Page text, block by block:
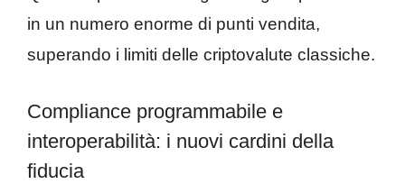
in un numero enorme di punti vendita,
superando i limiti delle criptovalute classiche.
Compliance programmabile e
interoperabilità: i nuovi cardini della
fiducia